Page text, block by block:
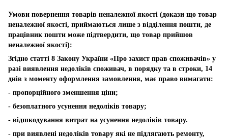
Умови повернення товарів неналежної якості (докази що товар
неналежної якості, приймаються лише з відділення пошти, де
працівник пошти може підтвердити, що товар прийшов
неналежної якості):
Згідно статті 8 Закону України «Про захист прав споживачів» у
разі виявлення недоліків споживач, в порядку та в строки, 14
днів з моменту оформлення замовлення, має право вимагати:
- пропорційного зменшення ціни;
- безоплатного усунення недоліків товару;
- відшкодування витрат на усунення недоліків товару.
- при виявлені недоліків товару які не підлягають ремонту,